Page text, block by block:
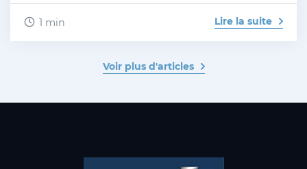
1 min Lire la suite
Voir plus d'articles